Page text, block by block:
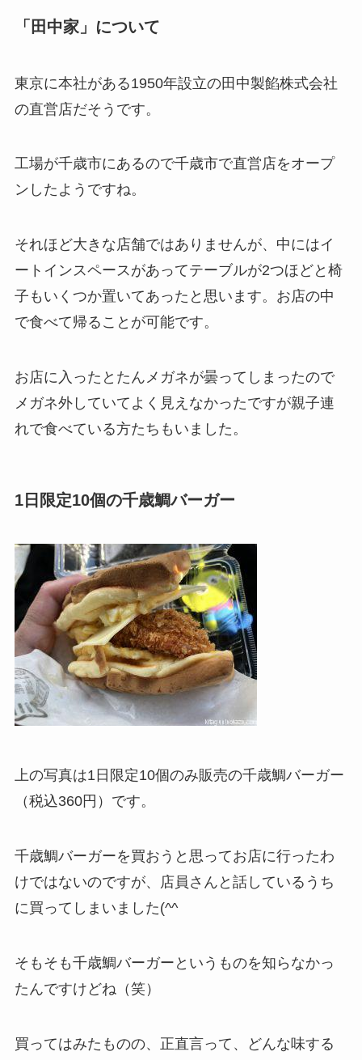
「田中家」について
東京に本社がある1950年設立の田中製餡株式会社
の直営店だそうです。
工場が千歳市にあるので千歳市で直営店をオープ
ンしたようですね。
それほど大きな店舗ではありませんが、中にはイ
ートインスペースがあってテーブルが2つほどと椅
子もいくつか置いてあったと思います。お店の中
で食べて帰ることが可能です。
お店に入ったとたんメガネが曇ってしまったので
メガネ外していてよく見えなかったですが親子連
れで食べている方たちもいました。
1日限定10個の千歳鯛バーガー
上の写真は1日限定10個のみ販売の千歳鯛バーガー
（税込360円）です。
千歳鯛バーガーを買おうと思ってお店に行ったわ
けではないのですが、店員さんと話しているうち
に買ってしまいました(^^ゞ
そもそも千歳鯛バーガーというものを知らなかっ
たんですけどね（笑）
買ってはみたものの、正直言って、どんな味する